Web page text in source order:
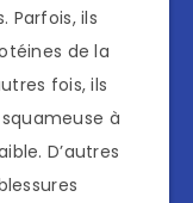
Parfois, ils
de la
fois, ils
à
D’autres